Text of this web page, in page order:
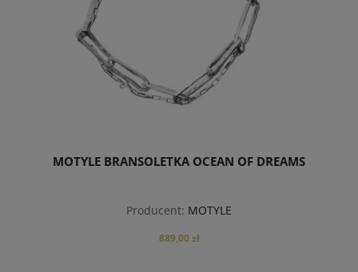
MOTYLE BRANSOLETKA OCEAN OF DREAMS
Producent: MOTYLE
889,00 zł